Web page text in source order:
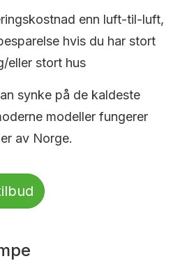
enn luft-til-luft,
hvis du har stort
eller stort hus
synke på de kaldeste
modeller fungerer
av Norge.